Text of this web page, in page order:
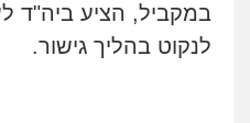
במקביל, הציע ביה"ד
לנקוט בהליך גישור.